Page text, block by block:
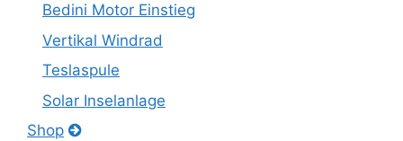
Bedini Motor Einstieg
Vertikal Windrad
Teslaspule
Solar Inselanlage
Shop